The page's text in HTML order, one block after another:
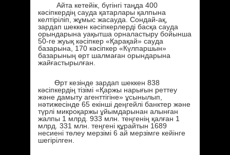
Айта кетейік, бүгінгі таңда 400
кәсіпкердің сауда қатарлары қалпына
келтіріліп, жұмыс жасауда. Сондай-ақ,
зардап шеккен кәсіпкерлерді басқа сауда
орындарына уақытша орналастыру бойынша
50-ге жуық кәсіпкер «Қарақай» сауда
базарына, 170 кәсіпкер «Күлпаршын»
базарының өрт шалмаған орындарына
жайғастырылған.
Өрт кезінде зардап шеккен 838
кәсіпкердің тізімі «Қаржы нарығын реттеу
және дамыту агенттігіне» ұсынылып,
нәтижесінде 65 екінші деңгейлі банктер және
түрлі микроқаржы ұйымдарынан алынған
жалпы 1 млрд. 933 млн. теңгенің қалған 1
млрд. 331 млн. теңгені құрайтын 1689
несиені төлеу мерзімі 6 ай мерзімге кейінге
шегірілген.